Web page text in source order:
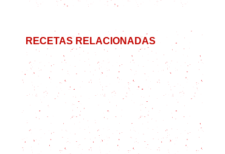
RECETAS RELACIONADAS
Deliciosos y fáciles calabacines
rellenos al horno
Asado al horno con papas: 10
trucos